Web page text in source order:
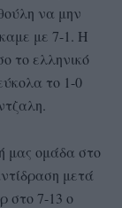
να μην
με 7-1. Η
το ελληνικό
το 1-0
μας ομάδα στο
μετά
στο 7-13 ο